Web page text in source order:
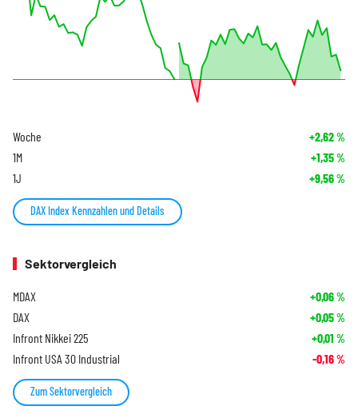
Woche +2,62%
1M +1,35%
1J +9,56%
DAX Index Kennzahlen und Details
Sektorvergleich
MDAX +0,06%
DAX +0,05%
Infront Nikkei 225 +0,01 %
Infront USA 30 Industrial -0,16%
Zum Sektorvergleich